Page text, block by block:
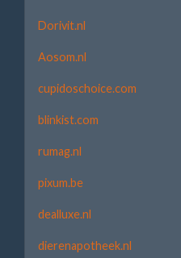
Dorivit.nl
Aosom.nl
cupidoschoice.com
blinkist.com
rumag.nl
pixum.be
dealluxe.nl
dierenapotheek.nl